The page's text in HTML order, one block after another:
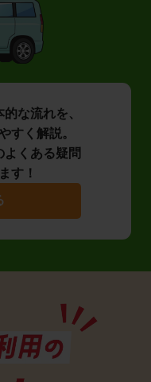
な流れを、
すく解説。
よくある疑問
す！